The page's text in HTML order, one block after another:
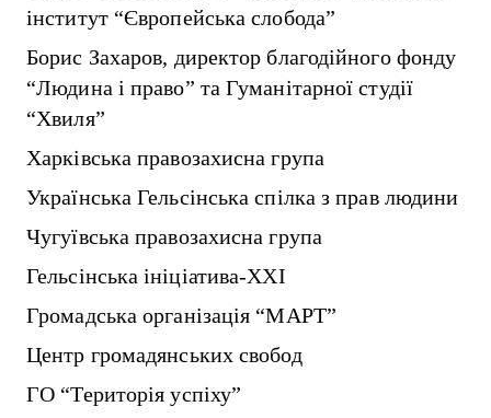
інститут “Європейська слобода”
Борис Захаров, директор благодійного фонду
“Людина і право” та Гуманітарної студії
“Хвиля”
Харківська правозахисна група
Українська Гельсінська спілка з прав людини
Чугуївська правозахисна група
Гельсінська ініціатива-ХХІ
Громадська організація “МАРТ”
Центр громадянських свобод
ГО “Територія успіху”